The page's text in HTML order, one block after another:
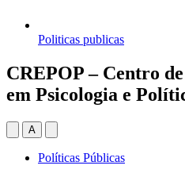
Politicas publicas
CREPOP – Centro
em Psicologia e
A
Políticas Públicas